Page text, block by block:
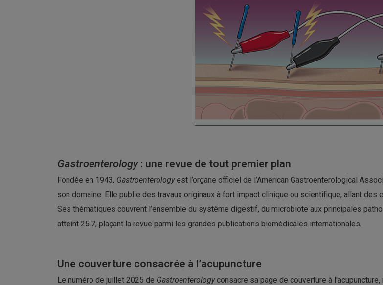
Gastroenterology: une revue de tout premier plan
Fondée en 1943, Gastroenterologyest l’organe officiel de l’American Gastroenterological
son domaine. Elle publie des travaux originaux à fort impact clinique ou scientifique, allant
Ses thématiques couvrent l’ensemble du système digestif, du microbiote aux principales
atteint 25,7, plaçant la revue parmi les grandes publications biomédicales internationales.
Une couverture consacrée à l’acupuncture
Le numéro de juillet 2025 de Gastroenterologyconsacre sa page de couverture à